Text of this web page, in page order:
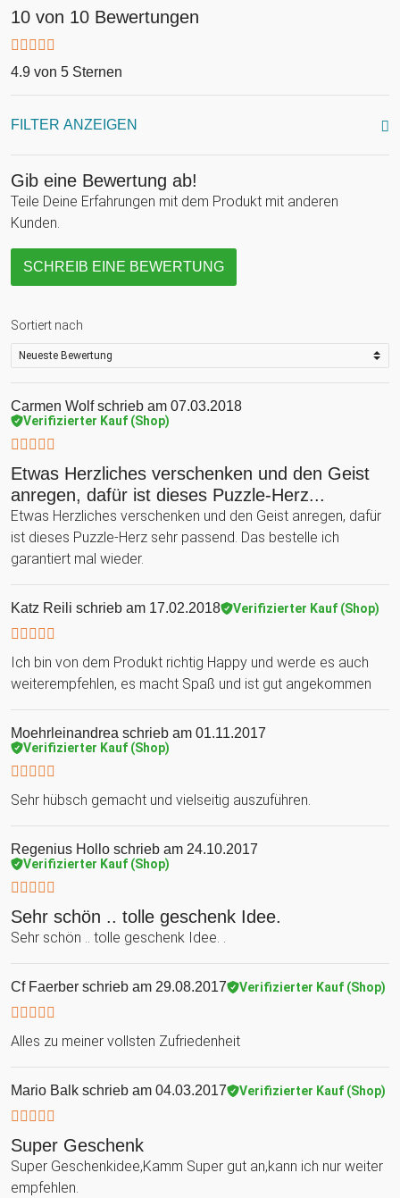
10 von 10 Bewertungen
4.9 von 5 Sternen
FILTER ANZEIGEN
Gib eine Bewertung ab!
Teile Deine Erfahrungen mit dem Produkt mit anderen
Kunden.
SCHREIB EINE BEWERTUNG
Sortiert nach
Carmen Wolfschrieb am 07.03.2018
Verifizierter Kauf (Shop)
Etwas Herzliches verschenken und den Geist
anregen, dafür ist dieses Puzzle-Herz...
Etwas Herzliches verschenken und den Geist anregen, dafür
ist dieses Puzzle-Herz sehr passend. Das bestelle ich
garantiert mal wieder.
Katz Reili schrieb am 17.02.2018 Verifizierter Kauf (Shop)
Ich bin von dem Produkt richtig Happy und werde es auch
weiterempfehlen, es macht Spaß und ist gut angekommen
Moehrleinandrea schrieb am 01.11.2017
Verifizierter Kauf (Shop)
Sehr hübsch gemacht und vielseitig auszuführen.
Regenius Hollo schrieb am 24.10.2017
Verifizierter Kauf (Shop)
Sehr schön .. tolle geschenk Idee.
Sehr schön .. tolle geschenk Idee. .
Cf Faerber schrieb am 29.08.2017 Verifizierter Kauf (Shop)
Alles zu meiner vollsten Zufriedenheit
Mario Balk schrieb am 04.03.2017 Verifizierter Kauf (Shop)
Super Geschenk
Super Geschenkidee,Kamm Super gut an,kann ich nur weiter
empfehlen.